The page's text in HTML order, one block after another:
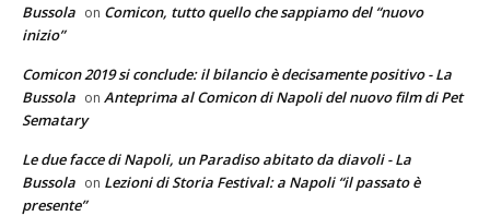
Bussola on Comicon, tutto quello che sappiamo del “nuovo
inizio”
Comicon 2019 si conclude: il bilancio è decisamente positivo - La
Bussola on Anteprima al Comicon di Napoli del nuovo film di Pet
Sematary
Le due facce di Napoli, un Paradiso abitato da diavoli - La
Bussola on Lezioni di Storia Festival: a Napoli “il passato è
presente”